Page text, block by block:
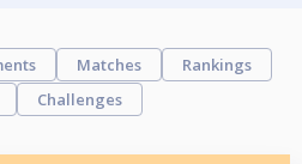
Matches
Rankings
Challenges